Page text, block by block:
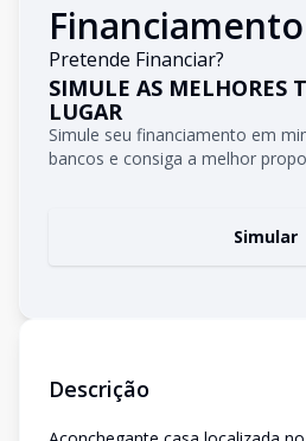
Pretende Financiar?
SIMULE AS MELHORES
LUGAR
Simule seu financiamento em
bancos e consiga a melhor
Simular
Descrição